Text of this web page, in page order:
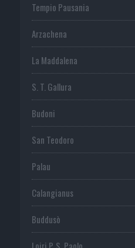
Tempio Pausania
Arzachena
La Maddalena
S. T. Gallura
Budoni
San Teodoro
Palau
Calangianus
Buddusò